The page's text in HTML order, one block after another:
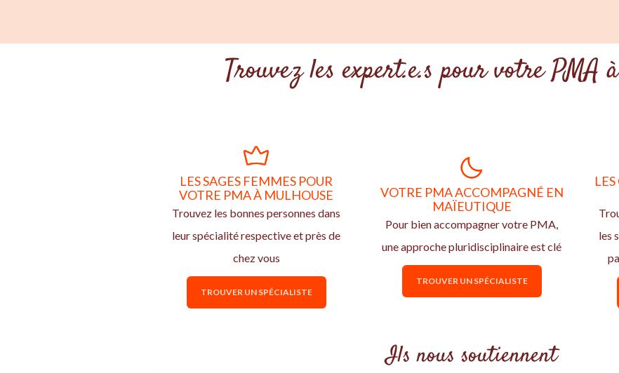
Trouvez les expert.e.s pour votre PMA
LES SAGES FEMMES POUR
VOTRE PMA À MULHOUSE
Trouvez les bonnes personnes dans
leur spécialité respective et près de
chez vous
TROUVER UN SPÉCIALISTE
VOTRE PMA ACCOMPAGNÉ EN
MAÏEUTIQUE
Pour bien accompagner votre PMA,
une approche pluridisciplinaire est clé
TROUVER UN SPÉCIALISTE
les
Ils nous soutiennent